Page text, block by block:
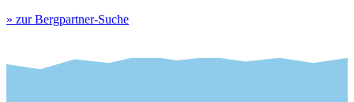
» zur Bergpartner-Suche